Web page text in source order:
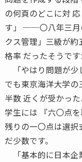
の何頁のどこに対
す」 ──〇八年三月
クス管理」三級が
格率 だったそうです
「やはり問題が少
でも東京海洋大学の
半数 近くが受かった
学生には 『六〇点
残りの一〇点は選択
だ少数です。
「基本的に日本企